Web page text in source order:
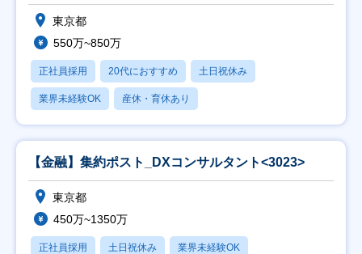
東京都
550万~850万
正社員採用 20代におすすめ 土日祝休み
業界未経験OK 産休・育休あり
【金融】集約ポスト_DXコンサルタント<3023>
東京都
450万~1350万
正社員採用 土日祝休み 業界未経験OK